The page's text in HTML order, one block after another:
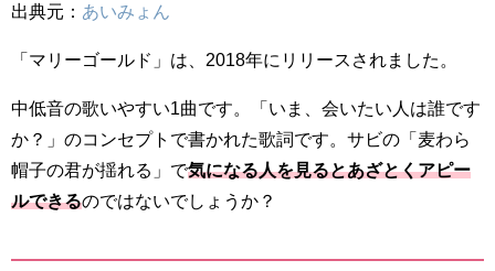
出典元： あいみょん
「マリーゴールド」は、2018年にリリースされました。
中低音の歌いやすい1曲です。「いま、会いたい人は誰です
か？」のコンセプトで書かれた歌詞です。サビの「麦わら
帽子の君が揺れる」で気になる人を見るとあざとくアピー
ルできるのではないでしょうか？